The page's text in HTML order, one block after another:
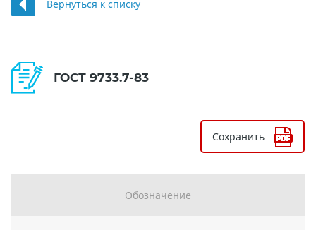
Вернуться к списку
ГОСТ 9733.7-83
Сохранить
Обозначение